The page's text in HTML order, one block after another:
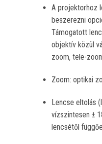
A projektorhoz
beszerezni
Támogatott
objektív közül
zoom, tele-
Zoom: optikai
Lencse eltolás
vízszintesen ±
lencsétől